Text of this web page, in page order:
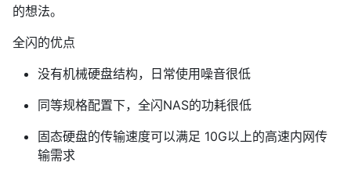
的想法。
全闪的优点
没有机械硬盘结构，日常使用噪音很低
同等规格配置下，全闪NAS的功耗很低
固态硬盘的传输速度可以满足 10G以上的高速内网传
输需求